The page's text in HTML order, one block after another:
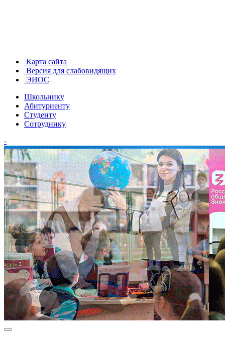
Карта сайта
Версия для слабовидящих
ЭИОС
Школьнику
Абитуриенту
Студенту
Сотруднику
-